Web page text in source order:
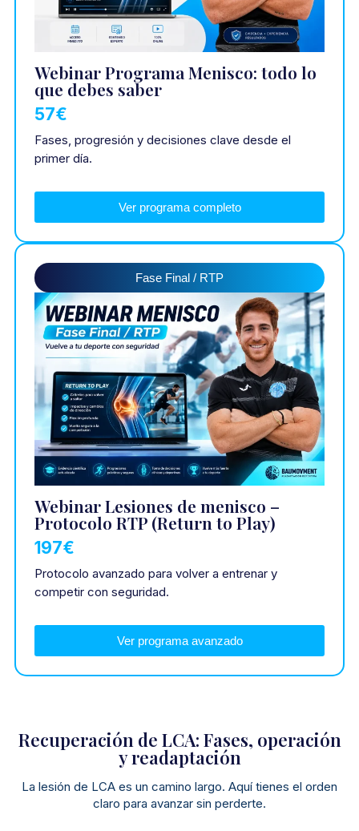
Webinar Programa Menisco: todo lo
que debes saber
57€
Fases, progresión y decisiones clave desde el
primer día.
Ver programa completo
Fase Final / RTP
Webinar Lesiones de menisco –
Protocolo RTP (Return to Play)
197€
Protocolo avanzado para volver a entrenar y
competir con seguridad.
Ver programa avanzado
Recuperación de LCA: Fases, operación
y readaptación
La lesión de LCA es un camino largo. Aquí tienes el orden
claro para avanzar sin perderte.